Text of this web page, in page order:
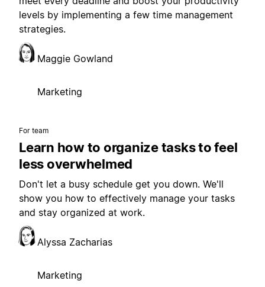
levels by implementing a few time management
strategies.
Maggie Gowland
Marketing
For team
Learn how to organize tasks to feel
less overwhelmed
Don't let a busy schedule get you down. We'll
show you how to effectively manage your tasks
and stay organized at work.
Alyssa Zacharias
Marketing